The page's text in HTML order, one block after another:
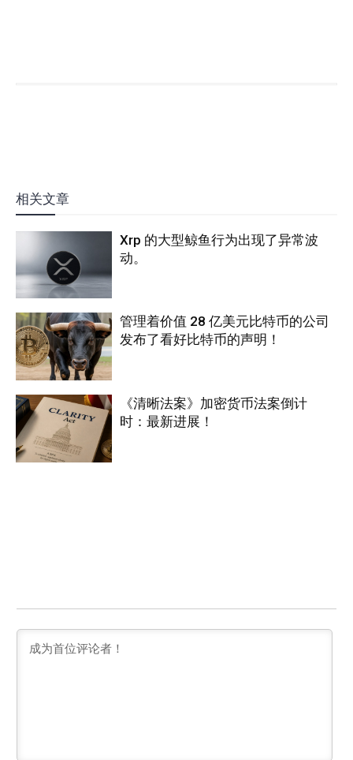
相关文章
Xrp 的大型鲸鱼行为出现了异常波
动。
管理着价值 28 亿美元比特币的公司
发布了看好比特币的声明！
《清晰法案》加密货币法案倒计
时：最新进展！